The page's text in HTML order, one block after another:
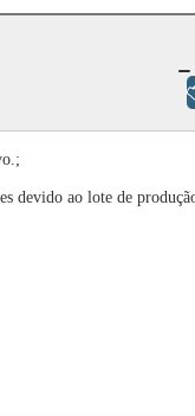
devido ao lote de